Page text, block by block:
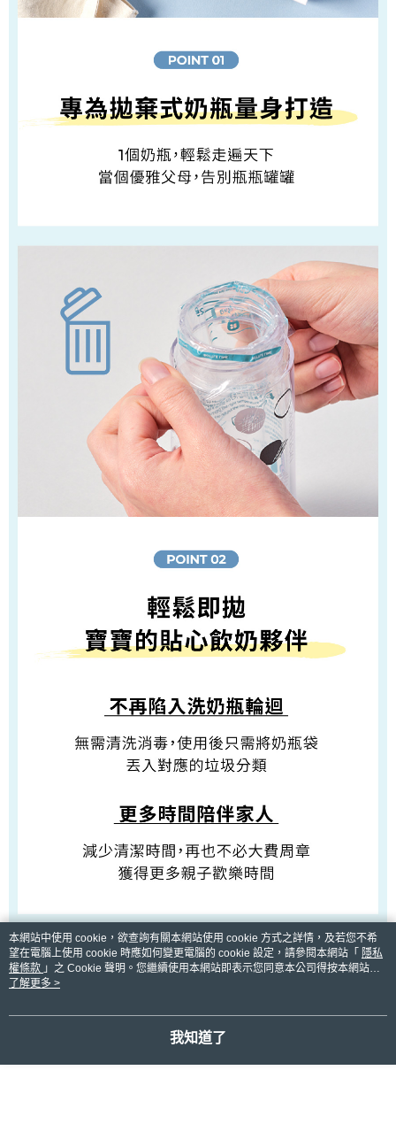
本網站中使用 cookie，欲查詢有關本網站使用 cookie 方式之詳情，及若您不希
望在電腦上使用 cookie 時應如何變更電腦的 cookie 設定，請參閱本網站「 隱私
權條款 」之 Cookie 聲明。您繼續使用本網站即表示您同意本公司得按本網站使
用條款之 Cookie 聲明使用 cookie。
了解更多 >
我知道了